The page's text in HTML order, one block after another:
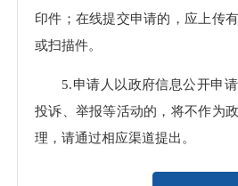
印件；在线提交申请的，应上传
或扫描件。
5.申请人以政府信息公开申
投诉、举报等活动的，将不作为
理，请通过相应渠道提出。